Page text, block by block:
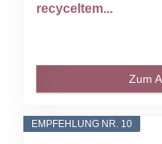
recyceltem...
Zum
EMPFEHLUNG NR. 10